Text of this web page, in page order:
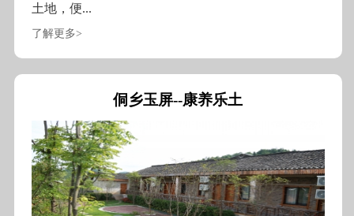
土地，便...
了解更多>
侗乡玉屏--康养乐土